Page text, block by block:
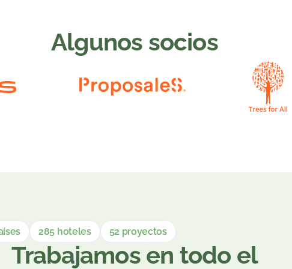
Algunos socios
285 hoteles 52 proyectos
Trabajamos en todo el